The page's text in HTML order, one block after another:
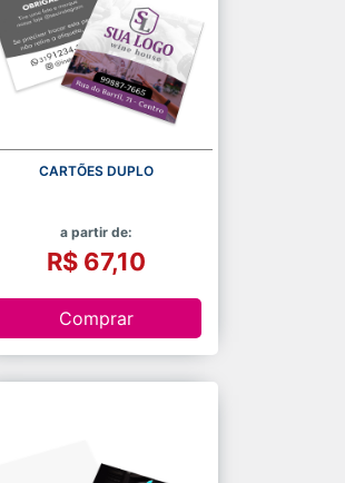
CARTÕES DUPLO
a partir de:
R$ 67,10
Comprar